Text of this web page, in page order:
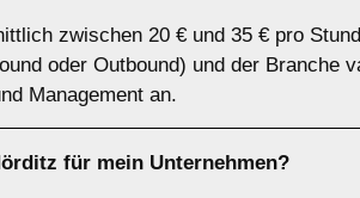
zwischen 20 € und 35 € pro
oder Outbound) und der Branche
Management an.
für mein Unternehmen?